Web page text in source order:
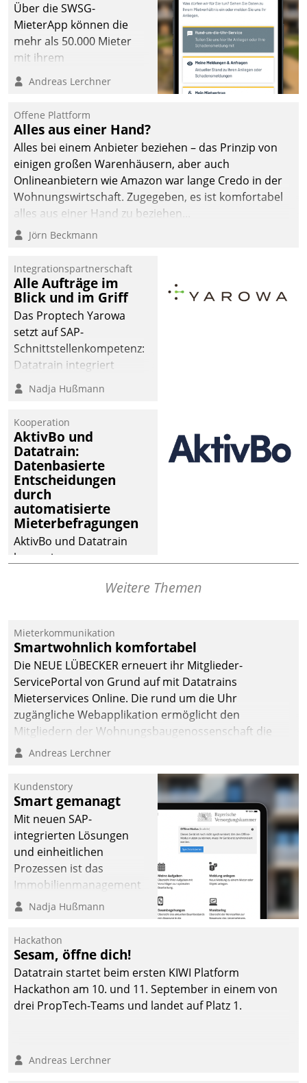
Über die SWSG-
MieterApp können die
mehr als 50.000 Mieter
mit ihrem
Wohnungsunternehmen
kommunizieren, auf dem
einsehen und ändern
oder
Schadensmeldungen
abgeben – rund um die
Uhr.
Andreas Lerchner
Offene Plattform
Alles aus einer Hand?
Alles bei einem Anbieter beziehen – das Prinzip von
einigen großen Warenhäusern, aber auch
Onlineanbietern wie Amazon war lange Credo in der
Wohnungswirtschaft. Zugegeben, es ist komfortabel
alles aus einer Hand zu beziehen...
Jörn Beckmann
Integrationspartnerschaft
Alle Aufträge im
Blick und im Griff
Das Proptech Yarowa
setzt auf SAP-
Schnittstellenkompetenz:
Datatrain integriert
Yarowas Portal zur
Vergabe und Verwaltung
operativen
Instandhaltung in die
SAP-Systemlandschaft
deutscher
Wohnungsunternehmen
– und beschleunigt damit
den Weg vom
Mieteranliegen zum
Dienstleisterauftrag.
Nadja Hußmann
Kooperation
AktivBo und
Datatrain:
Datenbasierte
Entscheidungen
durch
automatisierte
Mieterbefragungen
AktivBo und Datatrain
kooperieren –
profitieren: Die nahtlose
Datatrain ermöglicht
automatisiert ausgelöste,
zielgerichtete
Mieterbefragungen – eine
starke Grundlage für
intelligente,
Entscheidungen.
Weitere Themen
Mieterkommunikation
Smartwohnlich komfortabel
Die NEUE LÜBECKER erneuert ihr Mitglieder-
ServicePortal von Grund auf mit Datatrains
Mieterservices Online. Die rund um die Uhr
zugängliche Webapplikation ermöglicht den
Mitgliedern der Wohnungs­bau­genossenschaft die
Kontaktaufnahme per Smartphone, Tablet oder PC.
Andreas Lerchner
Kundenstory
Smart gemanagt
Mit neuen SAP-
integrierten Lösungen
und einheitlichen
Prozessen ist das
Immobilienmanagement
der Bayerischen
Ressort Kapitalanlage für
künftige Aufgaben und
Herausforderungen
gerüstet.
Nadja Hußmann
Hackathon
Sesam, öffne dich!
Datatrain startet beim ersten KIWI Platform
Hackathon am 10. und 11. September in einem von
drei PropTech-Teams und landet auf Platz 1.
Andreas Lerchner